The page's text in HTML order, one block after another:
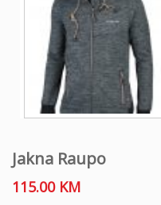
Jakna Raupo
115.00 KM